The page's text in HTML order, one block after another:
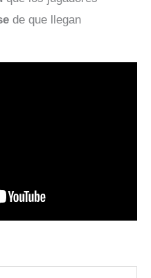
de que llegan